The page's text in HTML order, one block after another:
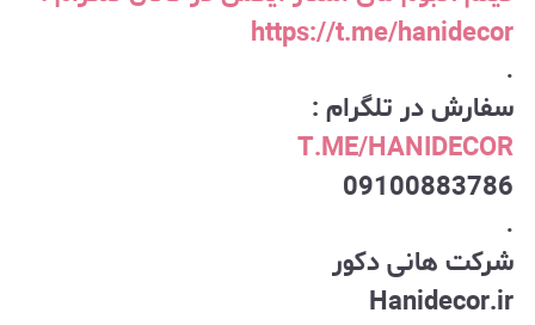
https://t.me/hanidecor
.
سفارش در تلگرام :
T.ME/HANIDECOR
09100883786
.
شرکت هانی دکور
Hanidecor.ir